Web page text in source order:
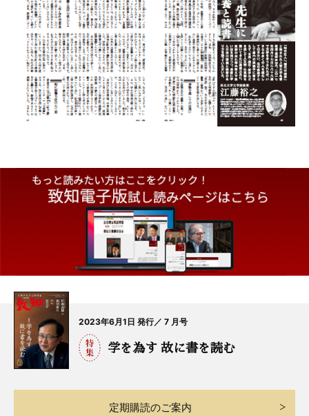
2023年6月1日 発行／ 7 月号
学を為す 故に書を読む
定期購読のご案内